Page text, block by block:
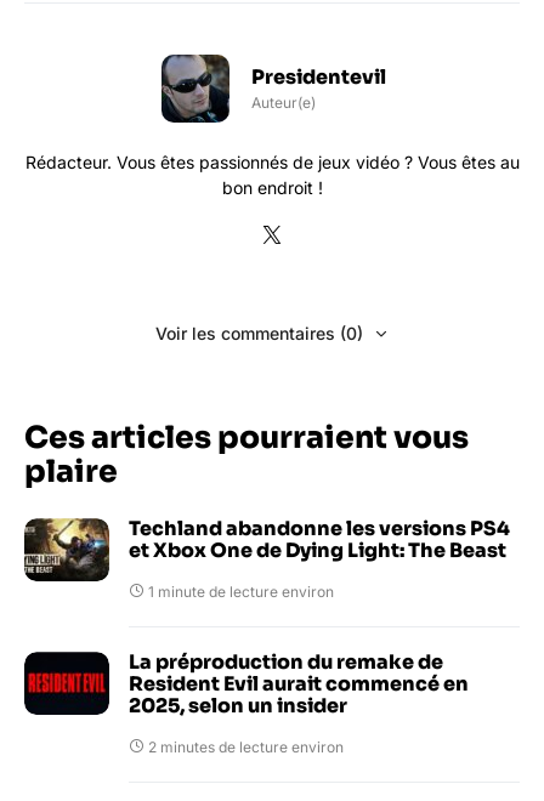
Presidentevil
Auteur(e)
Rédacteur. Vous êtes passionnés de jeux vidéo ? Vous êtes au
bon endroit !
Voir les commentaires (0)
Ces articles pourraient vous
plaire
Techland abandonne les versions PS4
et Xbox One de Dying Light: The Beast
1 minute de lecture environ
La préproduction du remake de
Resident Evil aurait commencé en
2025, selon un insider
2 minutes de lecture environ